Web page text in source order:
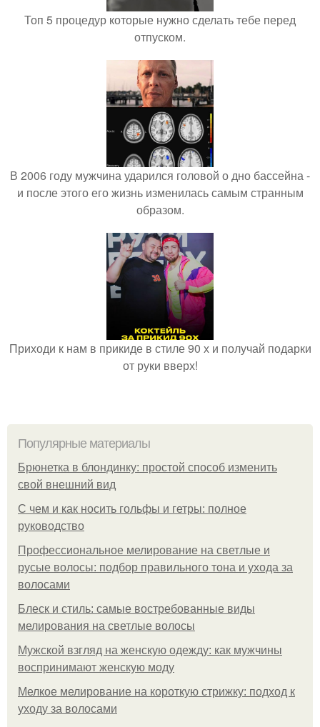
Топ 5 процедур которые нужно сделать тебе перед
отпуском.
В 2006 году мужчина ударился головой о дно бассейна -
и после этого его жизнь изменилась самым странным
образом.
Приходи к нам в прикиде в стиле 90 х и получай подарки
от руки вверх!
Популярные материалы
Брюнетка в блондинку: простой способ изменить
свой внешний вид
С чем и как носить гольфы и гетры: полное
руководство
Профессиональное мелирование на светлые и
русые волосы: подбор правильного тона и ухода за
волосами
Блеск и стиль: самые востребованные виды
мелирования на светлые волосы
Мужской взгляд на женскую одежду: как мужчины
воспринимают женскую моду
Мелкое мелирование на короткую стрижку: подход к
уходу за волосами